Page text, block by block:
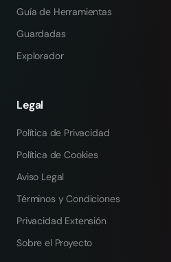
Guía de Herramientas
Guardadas
Explorador
Legal
Política de Privacidad
Política de Cookies
Aviso Legal
Términos y Condiciones
Privacidad Extensión
Sobre el Proyecto